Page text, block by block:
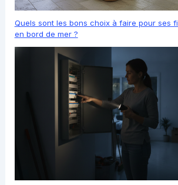
Quels sont les bons choix à faire pour ses
en bord de mer ?